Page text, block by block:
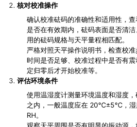
核对校准操作
确认校准砝码的准确性和适用性，查
是否在有效期内，砝码表面是否清
用的砝码规格与天平量程相匹配。
严格对照天平操作说明书，检查校
时间是否足够、校准过程中是否有
定归零后才开始校准等。
评估环境条件
使用温湿度计测量环境温度和湿度
之内，一般温度应在 20℃±5℃，湿
RH。
观察天平周围是否有明显的振动源